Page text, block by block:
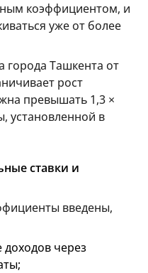
коэффициентом, и
уже от более
города Ташкента от
рост
превышать 1,3 ×
установленной в
ставки и
введены,
доходов через